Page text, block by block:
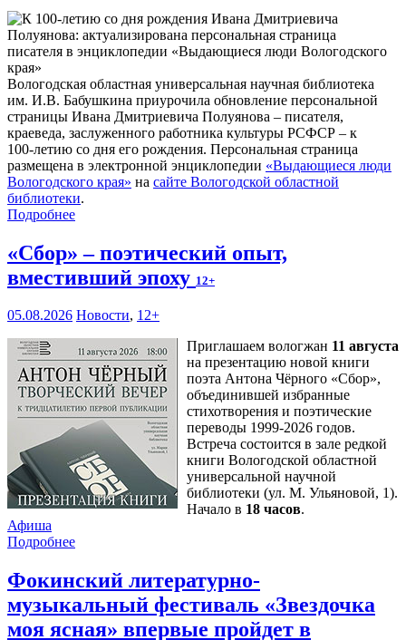
Вологодская областная универсальная научная библиотека
им. И.В. Бабушкина приурочила обновление персональной
страницы Ивана Дмитриевича Полуянова – писателя,
краеведа, заслуженного работника культуры РСФСР – к
100‑летию со дня его рождения. Персональная страница
размещена в электронной энциклопедии «Выдающиеся люди
Вологодского края» на сайте Вологодской областной
библиотеки.
Подробнее
«Сбор» – поэтический опыт,
вместивший эпоху 12+
05.08.2026 Новости, 12+
Приглашаем вологжан 11 августа
на презентацию новой книги
поэта Антона Чёрного «Сбор»,
объединившей избранные
стихотворения и поэтические
переводы 1999-2026 годов.
Встреча состоится в зале редкой
книги Вологодской областной
универсальной научной
библиотеки (ул. М. Ульяновой, 1).
Начало в 18 часов.
Афиша
Подробнее
Фокинский литературно-
музыкальный фестиваль «Звездочка
моя ясная» впервые пройдет в